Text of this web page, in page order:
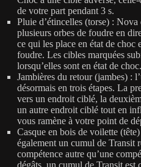
de votre part pendant 3 s.
Pluie d’étincelles (torse) :
plusieurs orbes de foudre en
ce qui les place en état de choc
foudre. Les cibles marquées
lorsqu’elles sont en état de choc.
Jambières du retour (jambes) :
désormais en trois étapes. La
vers un endroit ciblé, la
un autre endroit ciblé tout en
vous ramène à votre point de
Casque en bois de voilette
également un cumul de Transit
compétence autre qu’une